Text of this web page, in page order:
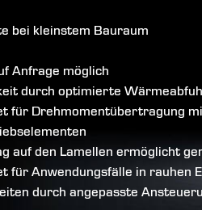
bei kleinstem Bauraum
Anfrage möglich
durch optimierte
für Drehmomentübertragung
auf den Lamellen ermöglicht
für Anwendungsfälle in rauhen
durch angepasste